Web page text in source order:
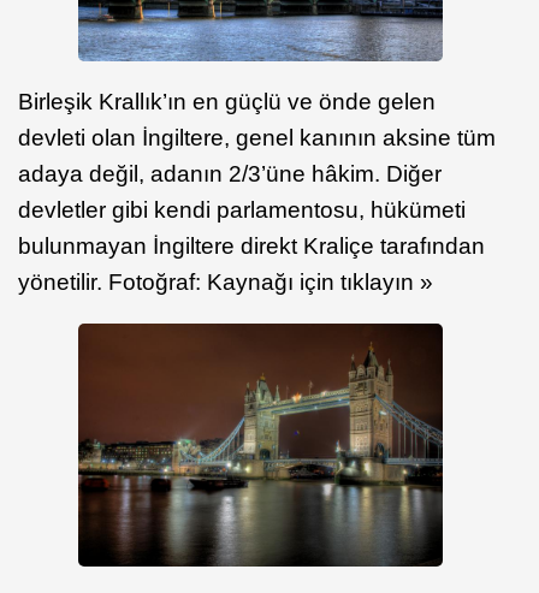
Birleşik Krallık’ın en güçlü ve önde gelen
devleti olan İngiltere, genel kanının aksine tüm
adaya değil, adanın 2/3’üne hâkim. Diğer
devletler gibi kendi parlamentosu, hükümeti
bulunmayan İngiltere direkt Kraliçe tarafından
yönetilir. Fotoğraf: Kaynağı için tıklayın »